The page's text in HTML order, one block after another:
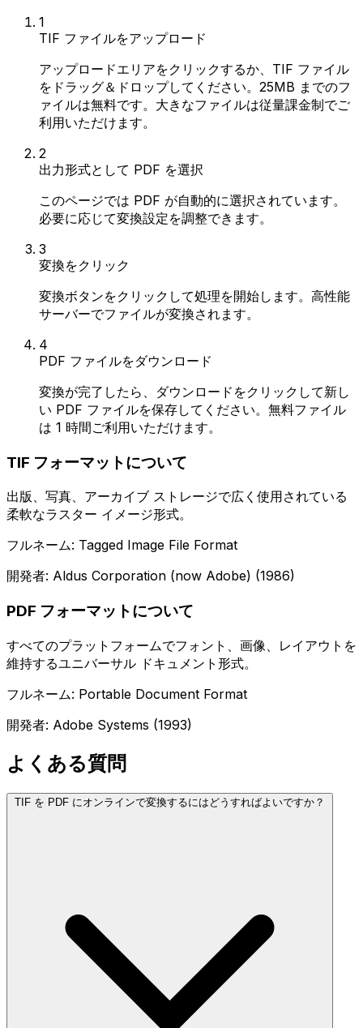
1
TIF ファイルをアップロード
アップロードエリアをクリックするか、TIF ファイル
をドラッグ＆ドロップしてください。25MB までのフ
ァイルは無料です。大きなファイルは従量課金制でご
利用いただけます。
2
出力形式として PDF を選択
このページでは PDF が自動的に選択されています。
必要に応じて変換設定を調整できます。
3
変換をクリック
変換ボタンをクリックして処理を開始します。高性能
サーバーでファイルが変換されます。
4
PDF ファイルをダウンロード
変換が完了したら、ダウンロードをクリックして新し
い PDF ファイルを保存してください。無料ファイル
は 1 時間ご利用いただけます。
TIF フォーマットについて
出版、写真、アーカイブ ストレージで広く使用されている
柔軟なラスター イメージ形式。
フルネーム: Tagged Image File Format
開発者: Aldus Corporation (now Adobe) (1986)
PDF フォーマットについて
すべてのプラットフォームでフォント、画像、レイアウトを
維持するユニバーサル ドキュメント形式。
フルネーム: Portable Document Format
開発者: Adobe Systems (1993)
よくある質問
TIF を PDF にオンラインで変換するにはどうすればよいですか？